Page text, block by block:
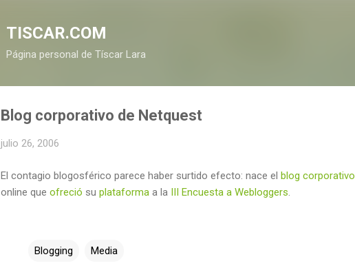
TISCAR.COM
Página personal de Tíscar Lara
Blog corporativo de Netquest
julio 26, 2006
El contagio blogosférico parece haber surtido efecto: nace el blog corporativo
online que ofreció su plataforma a la III Encuesta a Webloggers
Blogging Media